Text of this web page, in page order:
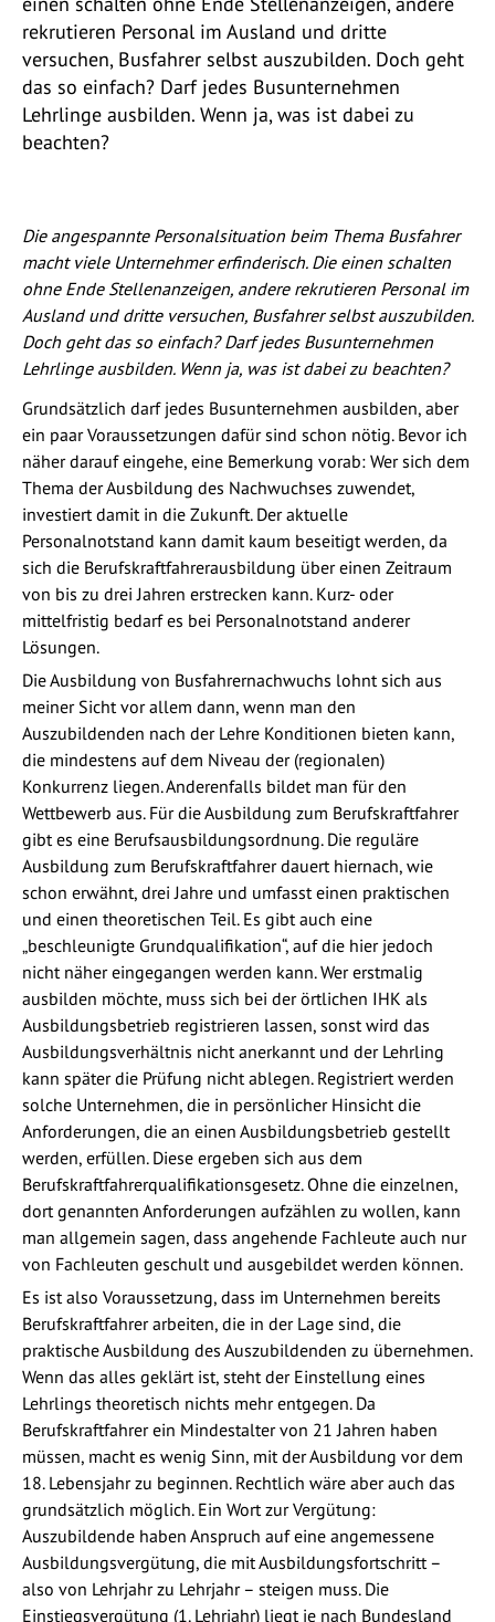
rekrutieren Personal im Ausland und dritte
versuchen, Busfahrer selbst auszubilden. Doch geht
das so einfach? Darf jedes Busunternehmen
Lehrlinge ausbilden. Wenn ja, was ist dabei zu
beachten?
Die angespannte Personalsituation beim Thema Busfahrer
macht viele Unternehmer erfinderisch. Die einen schalten
ohne Ende Stellenanzeigen, andere rekrutieren Personal im
Ausland und dritte versuchen, Busfahrer selbst auszubilden.
Doch geht das so einfach? Darf jedes Busunternehmen
Lehrlinge ausbilden. Wenn ja, was ist dabei zu beachten?
Grundsätzlich darf jedes Busunternehmen ausbilden, aber
ein paar Voraussetzungen dafür sind schon nötig. Bevor ich
näher darauf eingehe, eine Bemerkung vorab: Wer sich dem
Thema der Ausbildung des Nachwuchses zuwendet,
investiert damit in die Zukunft. Der aktuelle
Personalnotstand kann damit kaum beseitigt werden, da
sich die Berufskraftfahrerausbildung über einen Zeitraum
von bis zu drei Jahren erstrecken kann. Kurz- oder
mittelfristig bedarf es bei Personalnotstand anderer
Lösungen.
Die Ausbildung von Busfahrernachwuchs lohnt sich aus
meiner Sicht vor allem dann, wenn man den
Auszubildenden nach der Lehre Konditionen bieten kann,
die mindestens auf dem Niveau der (regionalen)
Konkurrenz liegen. Anderenfalls bildet man für den
Wettbewerb aus. Für die Ausbildung zum Berufskraftfahrer
gibt es eine Berufsausbildungsordnung. Die reguläre
Ausbildung zum Berufskraftfahrer dauert hiernach, wie
schon erwähnt, drei Jahre und umfasst einen praktischen
und einen theoretischen Teil. Es gibt auch eine
„beschleunigte Grundqualifikation“, auf die hier jedoch
nicht näher eingegangen werden kann. Wer erstmalig
ausbilden möchte, muss sich bei der örtlichen IHK als
Ausbildungsbetrieb registrieren lassen, sonst wird das
Ausbildungsverhältnis nicht anerkannt und der Lehrling
kann später die Prüfung nicht ablegen. Registriert werden
solche Unternehmen, die in persönlicher Hinsicht die
Anforderungen, die an einen Ausbildungsbetrieb gestellt
werden, erfüllen. Diese ergeben sich aus dem
Berufskraftfahrerqualifikationsgesetz. Ohne die einzelnen,
dort genannten Anforderungen aufzählen zu wollen, kann
man allgemein sagen, dass angehende Fachleute auch nur
von Fachleuten geschult und ausgebildet werden können.
Es ist also Voraussetzung, dass im Unternehmen bereits
Berufskraftfahrer arbeiten, die in der Lage sind, die
praktische Ausbildung des Auszubildenden zu übernehmen.
Wenn das alles geklärt ist, steht der Einstellung eines
Lehrlings theoretisch nichts mehr entgegen. Da
Berufskraftfahrer ein Mindestalter von 21 Jahren haben
müssen, macht es wenig Sinn, mit der Ausbildung vor dem
18. Lebensjahr zu beginnen. Rechtlich wäre aber auch das
grundsätzlich möglich. Ein Wort zur Vergütung:
Auszubildende haben Anspruch auf eine angemessene
Ausbildungsvergütung, die mit Ausbildungsfortschritt –
also von Lehrjahr zu Lehrjahr – steigen muss. Die
Einstiegsvergütung (1. Lehrjahr) liegt je nach Bundesland